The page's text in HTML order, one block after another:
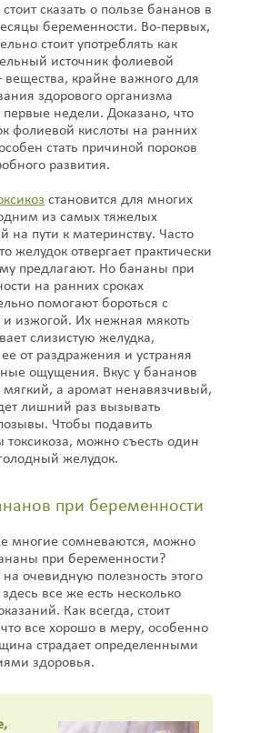
сказать о пользе бананов в
беременности. Во-первых,
стоит употреблять как
источник фолиевой
вещества, крайне важного для
здорового организма
недели. Доказано, что
фолиевой кислоты на ранних
стать причиной пороков
развития.
становится для многих
из самых тяжелых
на пути к материнству. Часто
желудок отвергает практически
предлагают. Но бананы при
на ранних сроках
помогают бороться с
и изжогой. Их нежная мякоть
слизистую желудка,
от раздражения и устраняя
ощущения. Вкус у бананов
мягкий, а аромат ненавязчивый,
лишний раз вызывать
Чтобы подавить
токсикоза, можно съесть один
желудок.
при беременности
многие сомневаются, можно
при беременности?
очевидную полезность этого
здесь все же есть несколько
Как всегда, стоит
все хорошо в меру, особенно
страдает определенными
здоровья.